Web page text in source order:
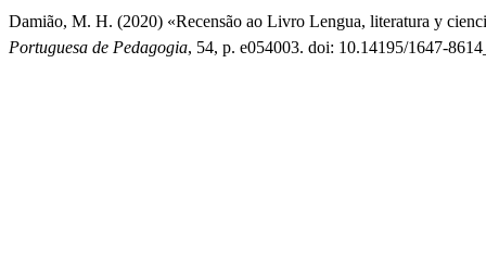
Damião, M. H. (2020) «Recensão ao Livro Lengua, literatura y
Portuguesa de Pedagogia, 54, p. e054003. doi: 10.14195/1647-